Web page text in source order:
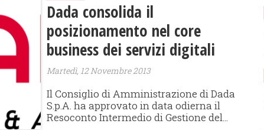
Dada consolida il
posizionamento nel core
business dei servizi digitali
Martedì, 12 Novembre 2013
Il Consiglio di Amministrazione di Dada
S.p.A. ha approvato in data odierna il
Resoconto Intermedio di Gestione del...